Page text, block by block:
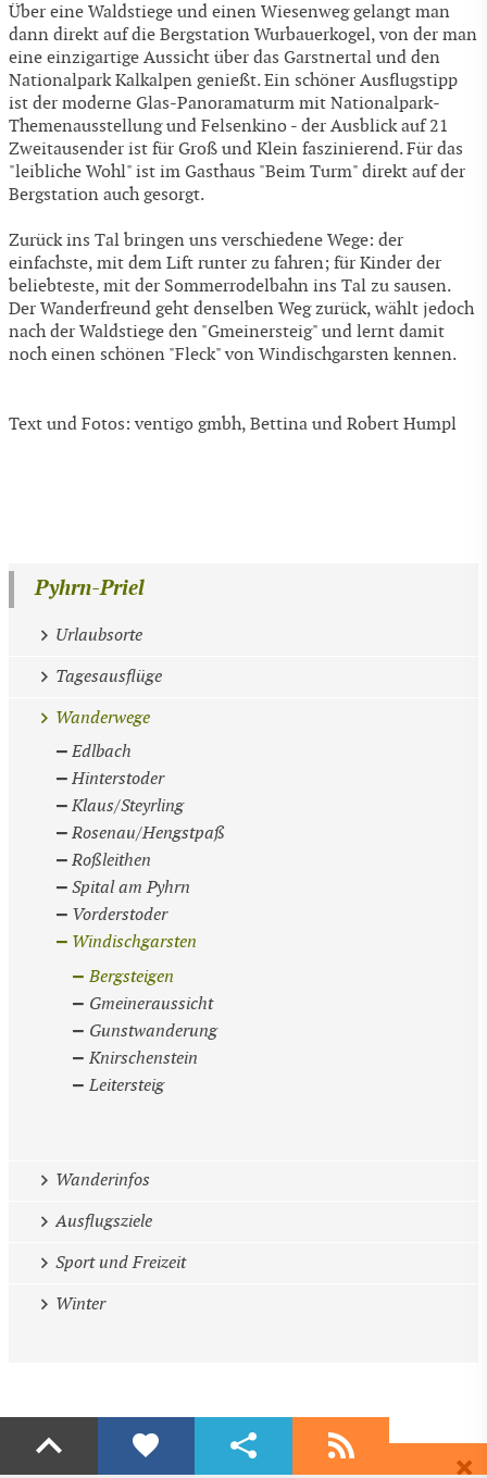
Über eine Waldstiege und einen Wiesenweg gelangt man
dann direkt auf die Bergstation Wurbauerkogel, von der man
eine einzigartige Aussicht über das Garstnertal und den
Nationalpark Kalkalpen genießt. Ein schöner Ausflugstipp
ist der moderne Glas-Panoramaturm mit Nationalpark-
Themenausstellung und Felsenkino - der Ausblick auf 21
Zweitausender ist für Groß und Klein faszinierend. Für das
"leibliche Wohl" ist im Gasthaus "Beim Turm" direkt auf der
Bergstation auch gesorgt.
Zurück ins Tal bringen uns verschiedene Wege: der
einfachste, mit dem Lift runter zu fahren; für Kinder der
beliebteste, mit der Sommerrodelbahn ins Tal zu sausen.
Der Wanderfreund geht denselben Weg zurück, wählt jedoch
nach der Waldstiege den "Gmeinersteig" und lernt damit
noch einen schönen "Fleck" von Windischgarsten kennen.
Text und Fotos: ventigo gmbh, Bettina und Robert Humpl
Pyhrn-Priel
Urlaubsorte
Tagesausflüge
Wanderwege
Edlbach
Hinterstoder
Klaus/Steyrling
Rosenau/Hengstpaß
Roßleithen
Spital am Pyhrn
Vorderstoder
Windischgarsten
Bergsteigen
Gmeineraussicht
Gunstwanderung
Knirschenstein
Leitersteig
Wanderinfos
Ausflugsziele
Sport und Freizeit
Winter